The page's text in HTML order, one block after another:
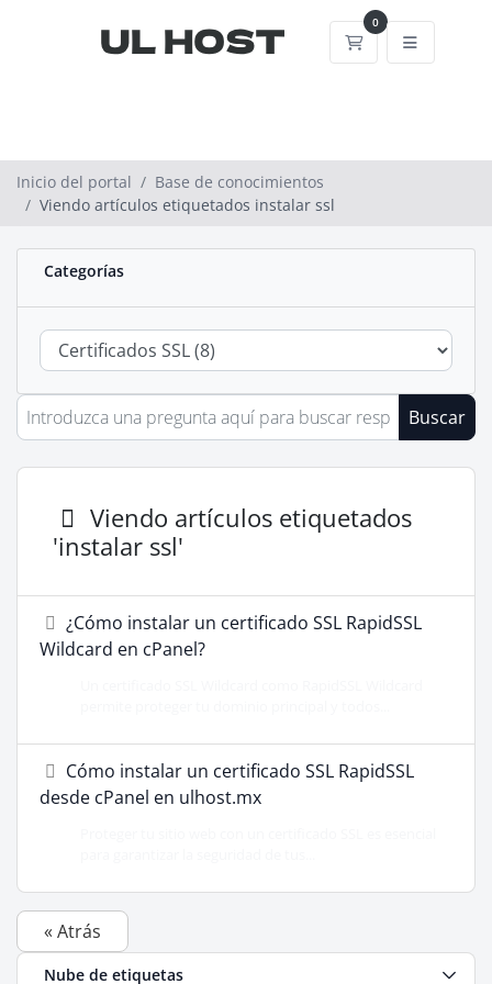
0
Carrito
Inicio del portal
Base de conocimientos
Viendo artículos etiquetados instalar ssl
Categorías
Buscar
Viendo artículos etiquetados
'instalar ssl'
¿Cómo instalar un certificado SSL RapidSSL
Wildcard en cPanel?
Cómo instalar un certificado SSL RapidSSL
desde cPanel en ulhost.mx
« Atrás
Nube de etiquetas